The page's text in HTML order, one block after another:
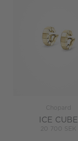
Chopard
ICE CUBE
20 700 SEK